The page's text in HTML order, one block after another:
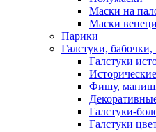
Маски на
Маски
Парики
Галстуки,
Галстуки
Фишу,
Галстуки-
Галстуки